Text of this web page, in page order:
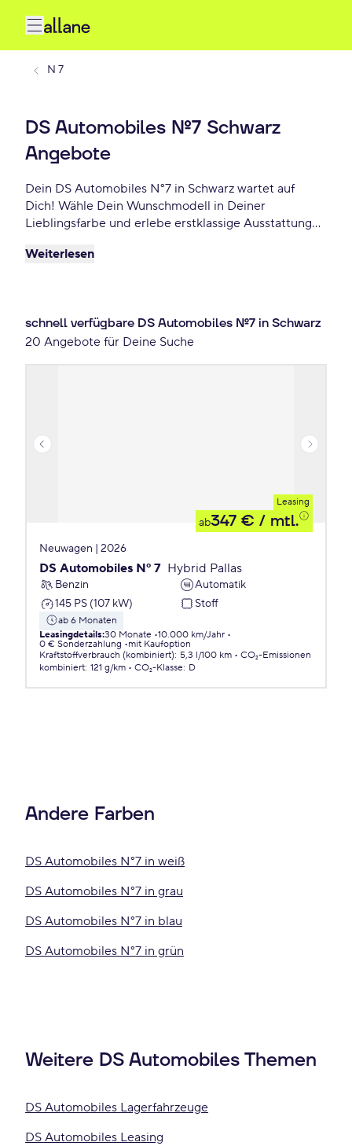
N 7
DS Automobiles N°7 Schwarz
Angebote
Dein DS Automobiles N°7 in Schwarz wartet auf
Dich! Wähle Dein Wunschmodell in Deiner
Lieblingsfarbe und erlebe erstklassige Ausstattung
Leasing- und Finanzierungsoptionen und fahre Dein
Weiterlesen
schnell verfügbare DS Automobiles N°7 in Schwarz
20 Angebote für Deine Suche
Leasing
ab347 € / mtl.
Neuwagen | 2026
DS Automobiles Nº 7 Hybrid Pallas
Benzin
Automatik
145 PS (107 kW)
Stoff
ab 6 Monaten
Leasingdetails:30 Monate 10.000 km/Jahr
0 € Sonderzahlung
mit Kaufoption
Kraftstoffverbrauch (kombiniert): 5,3 l/100 km
CO₂-Emissionen
kombiniert: 121 g/km CO₂-Klasse: D
Andere Farben
DS Automobiles N°7 in weiß
DS Automobiles N°7 in grau
DS Automobiles N°7 in blau
DS Automobiles N°7 in grün
Weitere DS Automobiles Themen
DS Automobiles Lagerfahrzeuge
DS Automobiles Leasing